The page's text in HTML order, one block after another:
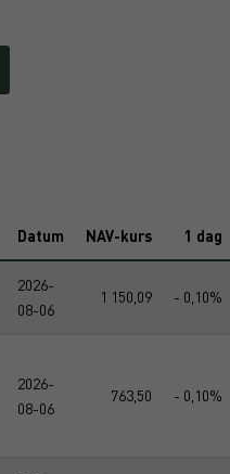
Datum NAV-kurs 1 dag
2026-
08-06
1 150,09 - 0,10%
2026-
08-06
763,50 - 0,10%